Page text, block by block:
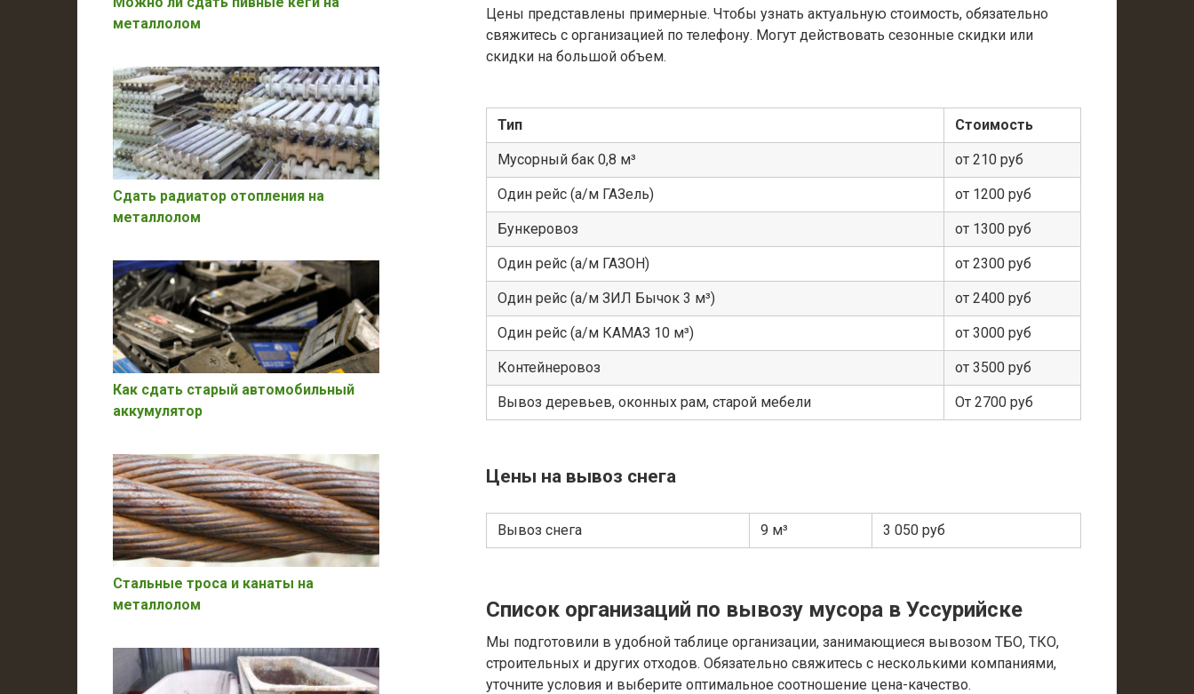
Цены представлены примерные. Чтобы узнать актуальную стоимость, обязательно
свяжитесь с организацией по телефону. Могут действовать сезонные скидки или
скидки на большой объем.
Тип Стоимость
Мусорный бак 0,8 м³ от 210 руб
Один рейс (а/м ГАЗель) от 1200 руб
Бункеровоз от 1300 руб
Один рейс (а/м ГАЗОН) от 2300 руб
Один рейс (а/м ЗИЛ Бычок 3 м³) от 2400 руб
Один рейс (а/м КАМАЗ 10 м³) от 3000 руб
Контейнеровоз от 3500 руб
Вывоз деревьев, оконных рам, старой мебели От 2700 руб
Цены на вывоз снега
Вывоз снега 9 м³ 3 050 руб
Список организаций по вывозу мусора в Уссурийске
Мы подготовили в удобной таблице организации, занимающиеся вывозом ТБО, ТКО,
строительных и других отходов. Обязательно свяжитесь с несколькими компаниями,
уточните условия и выберите оптимальное соотношение цена-качество.
металлолом
Сдать радиатор отопления на
металлолом
Как сдать старый автомобильный
аккумулятор
Стальные троса и канаты на
металлолом